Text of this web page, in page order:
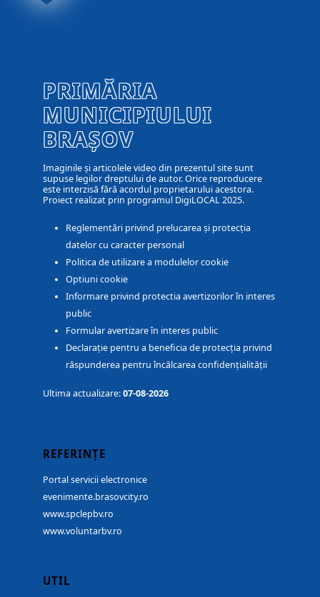
PRIMĂRIA
MUNICIPIULUI
BRAȘOV
Imaginile și articolele video din prezentul site sunt
supuse legilor dreptului de autor. Orice reproducere
este interzisă fără acordul proprietarului acestora.
Proiect realizat prin programul DigiLOCAL 2025.
Reglementări privind prelucarea și protecția
datelor cu caracter personal
Politica de utilizare a modulelor cookie
Optiuni cookie
Informare privind protectia avertizorilor în interes
public
Formular avertizare în interes public
Declarație pentru a beneficia de protecția privind
răspunderea pentru încălcarea confidențialității
Ultima actualizare:07-08-2026
REFERINȚE
Portal servicii electronice
evenimente.brasovcity.ro
www.spclepbv.ro
www.voluntarbv.ro
UTIL